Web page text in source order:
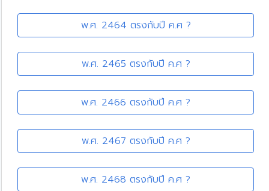
พ.ศ. 2464 ตรงกับปี ค.ศ ?
พ.ศ. 2465 ตรงกับปี ค.ศ ?
พ.ศ. 2466 ตรงกับปี ค.ศ ?
พ.ศ. 2467 ตรงกับปี ค.ศ ?
พ.ศ. 2468 ตรงกับปี ค.ศ ?